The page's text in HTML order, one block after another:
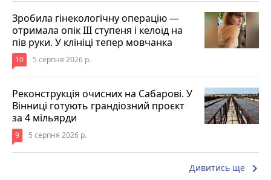
Зробила гінекологічну операцію —
отримала опік ІІІ ступеня і келоїд на
пів руки. У клініці тепер мовчанка
10 5 серпня 2026 р.
Реконструкція очисних на Сабарові. У
Вінниці готують грандіозний проєкт
за 4 мільярди
9 5 серпня 2026 р.
Дивитись ще keyboard_arrow_right